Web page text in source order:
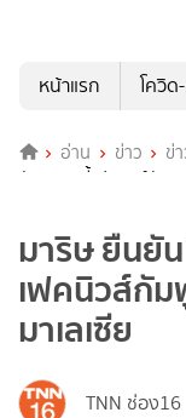
หน้าแรก
โควิด
อ่าน ข่าว ข่
กัมพูชา" ชี้เฟคนิวส์กัมพู
มาริษ ยืนยั
เฟคนิวส์กั
มาเลเซีย
TNN ช่อง16